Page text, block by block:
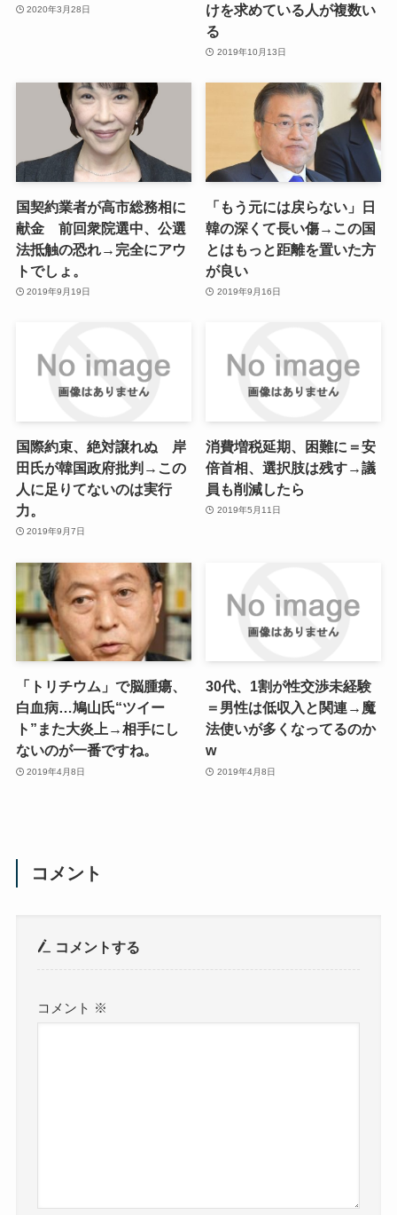
2020年3月28日
けを求めている人が複数い
る
2019年10月13日
国契約業者が高市総務相に
献金 前回衆院選中、公選
法抵触の恐れ→完全にアウ
トでしょ。
2019年9月19日
「もう元には戻らない」日
韓の深くて長い傷→この国
とはもっと距離を置いた方
が良い
2019年9月16日
国際約束、絶対譲れぬ 岸
田氏が韓国政府批判→この
人に足りてないのは実行
力。
2019年9月7日
消費増税延期、困難に＝安
倍首相、選択肢は残す→議
員も削減したら
2019年5月11日
「トリチウム」で脳腫瘍、
白血病…鳩山氏“ツイー
ト”また大炎上→相手にし
ないのが一番ですね。
2019年4月8日
30代、1割が性交渉未経験
＝男性は低収入と関連→魔
法使いが多くなってるのか
w
2019年4月8日
コメント
コメントする
コメント ※